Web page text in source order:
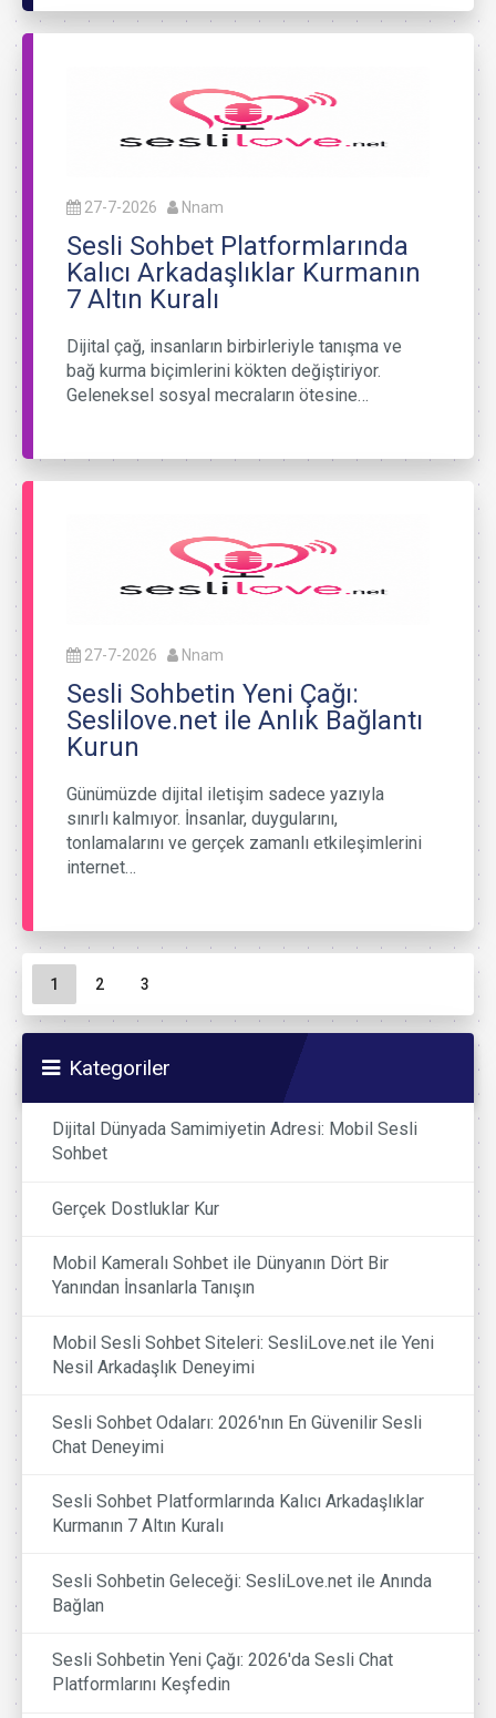
27-7-2026 Nnam
Sesli Sohbet Platformlarında
Kalıcı Arkadaşlıklar Kurmanın
7 Altın Kuralı
Dijital çağ, insanların birbirleriyle tanışma ve
bağ kurma biçimlerini kökten değiştiriyor.
Geleneksel sosyal mecraların ötesine…
27-7-2026 Nnam
Sesli Sohbetin Yeni Çağı:
Seslilove.net ile Anlık Bağlantı
Kurun
Günümüzde dijital iletişim sadece yazıyla
sınırlı kalmıyor. İnsanlar, duygularını,
tonlamalarını ve gerçek zamanlı etkileşimlerini
internet…
Sayfa gezinme
Geçerli Sayfa
1 Sayfa
2 Sayfa
3
Kategoriler
Dijital Dünyada Samimiyetin Adresi: Mobil Sesli
Sohbet
Gerçek Dostluklar Kur
Mobil Kameralı Sohbet ile Dünyanın Dört Bir
Yanından İnsanlarla Tanışın
Mobil Sesli Sohbet Siteleri: SesliLove.net ile Yeni
Nesil Arkadaşlık Deneyimi
Sesli Sohbet Odaları: 2026'nın En Güvenilir Sesli
Chat Deneyimi
Sesli Sohbet Platformlarında Kalıcı Arkadaşlıklar
Kurmanın 7 Altın Kuralı
Sesli Sohbetin Geleceği: SesliLove.net ile Anında
Bağlan
Sesli Sohbetin Yeni Çağı: 2026'da Sesli Chat
Platformlarını Keşfedin